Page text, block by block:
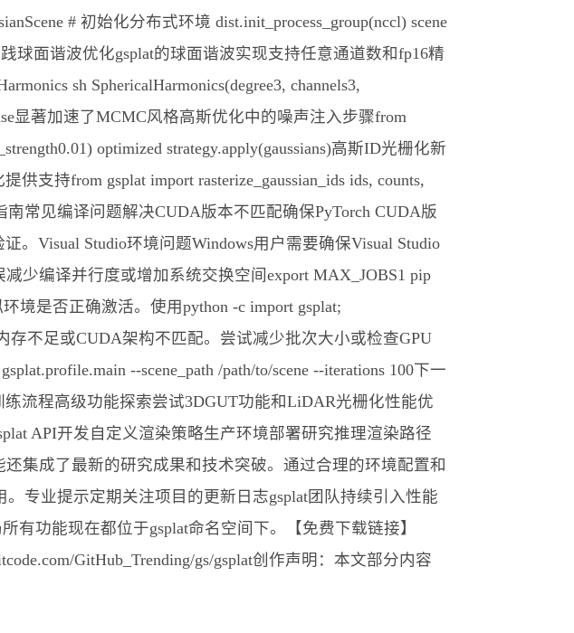
# 初始化分布式环境 dist.init_process_group(nccl) scene
球面谐波优化gsplat的球面谐波实现支持任意通道数和fp16精
sh SphericalHarmonics(degree3, channels3,
显著加速了MCMC风格高斯优化中的噪声注入步骤from
optimized strategy.apply(gaussians)高斯ID光栅化新
支持from gsplat import rasterize_gaussian_ids ids, counts,
南常见编译问题解决CUDA版本不匹配确保PyTorch CUDA版
。Visual Studio环境问题Windows用户需要确保Visual Studio
少编译并行度或增加系统交换空间export MAX_JOBS1 pip
境是否正确激活。使用python -c import gsplat;
存不足或CUDA架构不匹配。尝试减少批次大小或检查GPU
--scene_path /path/to/scene --iterations 100下一
练流程高级功能探索尝试3DGUT功能和LiDAR光栅化性能优
API开发自定义渲染策略生产环境部署研究推理渲染路径
集成了最新的研究成果和技术突破。通过合理的环境配置和
专业提示定期关注项目的更新日志gsplat团队持续引入性能
有功能现在都位于gsplat命名空间下。【免费下载链接】
GitHub_Trending/gs/gsplat创作声明：本文部分内容